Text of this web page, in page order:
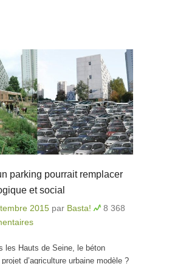
parking pourrait remplacer
et social
2015 par Basta!
8 368
les Hauts de Seine, le béton
d’agriculture urbaine modèle ?